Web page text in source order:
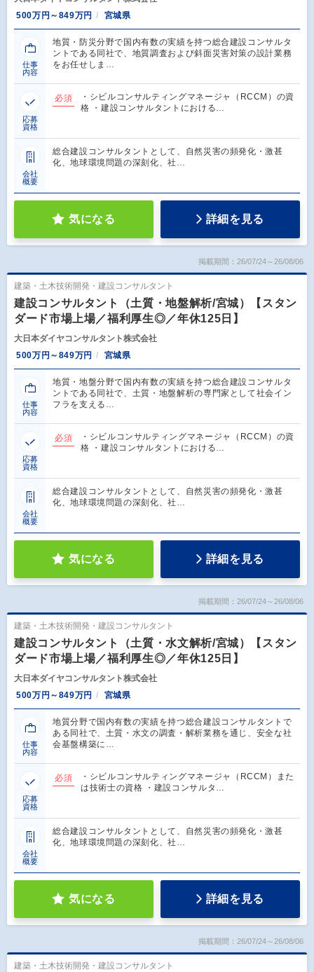
500万円～849万円
宮城県
仕事
内容
地質・防災分野で国内有数の実績を持つ総合建設コンサルタ
ントである同社で、地質調査および斜面災害対策の設計業務
をお任せしま…
応募
資格
必須
・シビルコンサルティングマネージャ（RCCM）の資
格 ・建設コンサルタントにおける…
会社
概要
総合建設コンサルタントとして、自然災害の頻発化・激甚
化、地球環境問題の深刻化、社…
気になる 詳細を見る
掲載期間：26/07/24～26/08/06
建築・土木技術開発・建設コンサルタント
建設コンサルタント（土質・地盤解析/宮城）【スタン
ダード市場上場／福利厚生◎／年休125日】
大日本ダイヤコンサルタント株式会社
500万円～849万円
宮城県
仕事
内容
地質・地盤分野で国内有数の実績を持つ総合建設コンサルタ
ントである同社で、土質・地盤解析の専門家として社会イン
フラを支える…
応募
資格
必須
・シビルコンサルティングマネージャ（RCCM）の資
格 ・建設コンサルタントにおける…
会社
概要
総合建設コンサルタントとして、自然災害の頻発化・激甚
化、地球環境問題の深刻化、社…
気になる 詳細を見る
掲載期間：26/07/24～26/08/06
建築・土木技術開発・建設コンサルタント
建設コンサルタント（土質・水文解析/宮城）【スタン
ダード市場上場／福利厚生◎／年休125日】
大日本ダイヤコンサルタント株式会社
500万円～849万円
宮城県
仕事
内容
地質分野で国内有数の実績を持つ総合建設コンサルタントで
ある同社で、土質・水文の調査・解析業務を通じ、安全な社
会基盤構築に…
応募
資格
必須
・シビルコンサルティングマネージャ（RCCM）また
は技術士の資格 ・建設コンサルタ…
会社
概要
総合建設コンサルタントとして、自然災害の頻発化・激甚
化、地球環境問題の深刻化、社…
気になる 詳細を見る
掲載期間：26/07/24～26/08/06
建築・土木技術開発・建設コンサルタント